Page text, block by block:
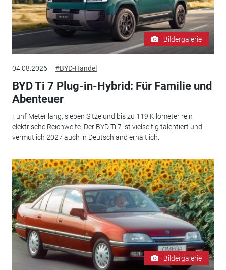
Bildergalerie
04.08.2026 #BYD-Handel
BYD Ti 7 Plug-in-Hybrid: Für Familie und
Abenteuer
Fünf Meter lang, sieben Sitze und bis zu 119 Kilometer rein
elektrische Reichweite: Der BYD Ti 7 ist vielseitig talentiert und
vermutlich 2027 auch in Deutschland erhältlich.
Bildergalerie